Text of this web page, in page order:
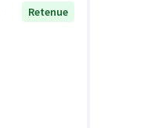
Retenue